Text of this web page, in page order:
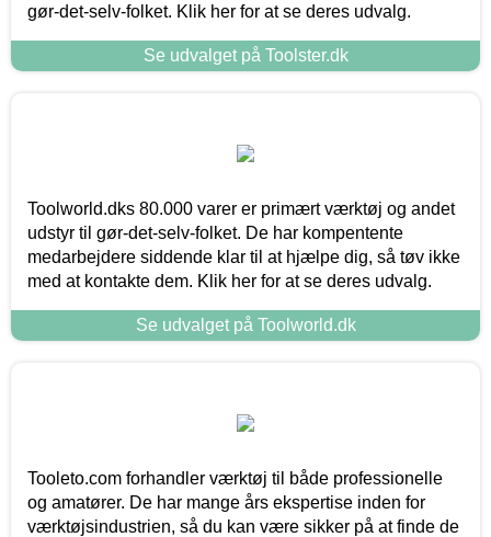
gør-det-selv-folket. Klik her for at se deres udvalg.
Se udvalget på Toolster.dk
Toolworld.dks 80.000 varer er primært værktøj og andet
udstyr til gør-det-selv-folket. De har kompentente
medarbejdere siddende klar til at hjælpe dig, så tøv ikke
med at kontakte dem. Klik her for at se deres udvalg.
Se udvalget på Toolworld.dk
Tooleto.com forhandler værktøj til både professionelle
og amatører. De har mange års ekspertise inden for
værktøjsindustrien, så du kan være sikker på at finde de